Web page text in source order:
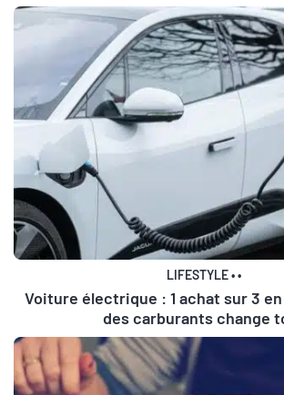
LIFESTYLE••
Voiture électrique : 1 achat sur 3
des carburants change